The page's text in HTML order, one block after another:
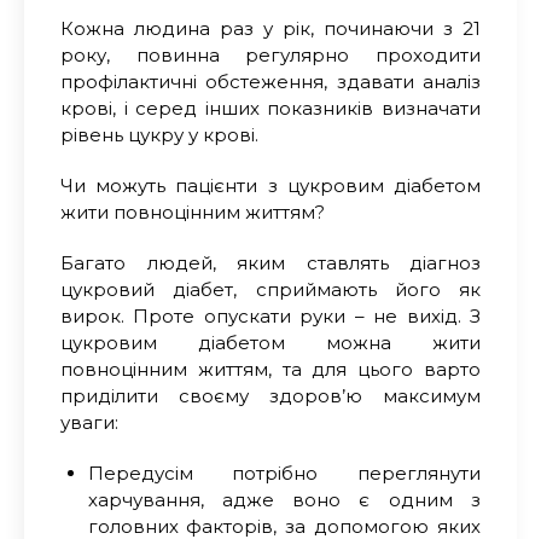
Кожна людина раз у рік, починаючи з 21
року, повинна регулярно проходити
профілактичні обстеження, здавати аналіз
крові, і серед інших показників визначати
рівень цукру у крові.
Чи можуть пацієнти з цукровим діабетом
жити повноцінним життям?
Багато людей, яким ставлять діагноз
цукровий діабет, сприймають його як
вирок. Проте опускати руки – не вихід. З
цукровим діабетом можна жити
повноцінним життям, та для цього варто
приділити своєму здоров’ю максимум
уваги:
Передусім потрібно переглянути
харчування, адже воно є одним з
головних факторів, за допомогою яких